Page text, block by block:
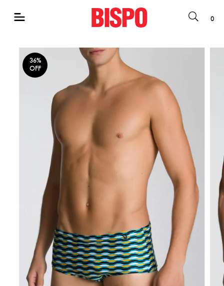
0
36%
OFF